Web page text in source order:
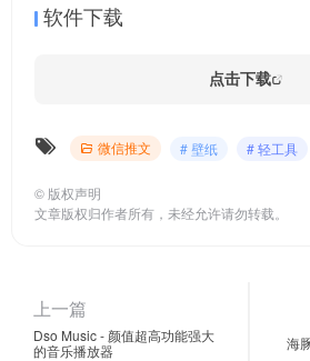
软件下载
点击下载
微信推文 # 壁纸 # 轻工具
© 版权声明
文章版权归作者所有，未经允许请勿转载。
上一篇
Dso Music - 颜值超高功能强大
的音乐播放器
海